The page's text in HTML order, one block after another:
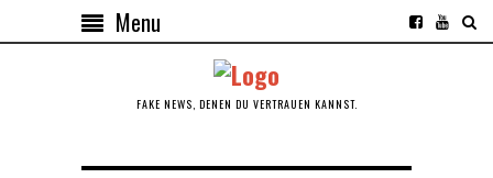
Menu
FAKE NEWS, DENEN DU VERTRAUEN KANNST.